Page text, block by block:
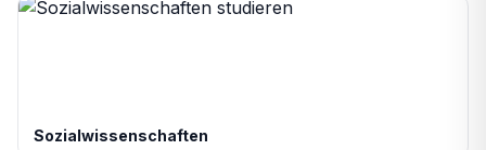
Sozialwissenschaften